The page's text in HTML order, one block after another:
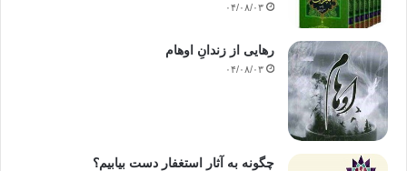
۰۴/۰۸/۰۳
رهایی از زندانِ اوهام
۰۴/۰۸/۰۳
چگونه به آثار استغفار دست بیابیم؟